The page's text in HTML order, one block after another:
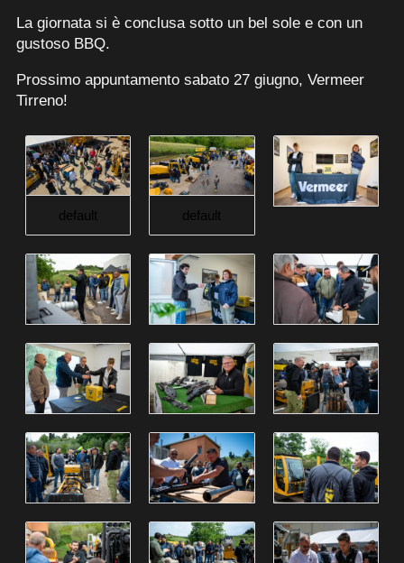
La giornata si è conclusa sotto un bel sole e con un
gustoso BBQ.
Prossimo appuntamento sabato 27 giugno, Vermeer
Tirreno!
default default